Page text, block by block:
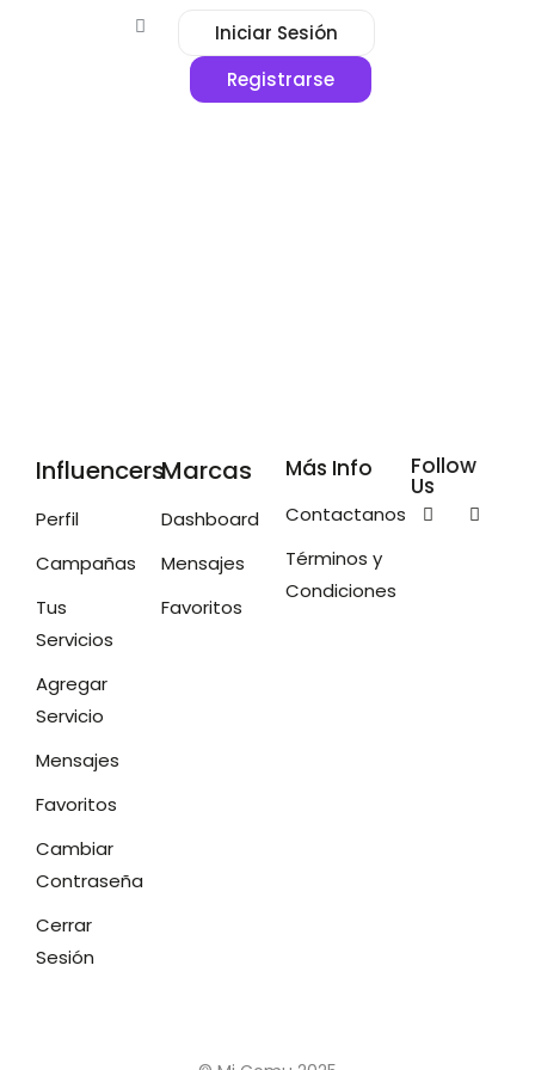
Iniciar Sesión
Registrarse
Influencers
Perfil
Campañas
Tus
Servicios
Agregar
Servicio
Mensajes
Favoritos
Cambiar
Contraseña
Cerrar
Sesión
Marcas
Dashboard
Mensajes
Favoritos
Más Info
Contactanos
Términos y
Condiciones
Follow
Us